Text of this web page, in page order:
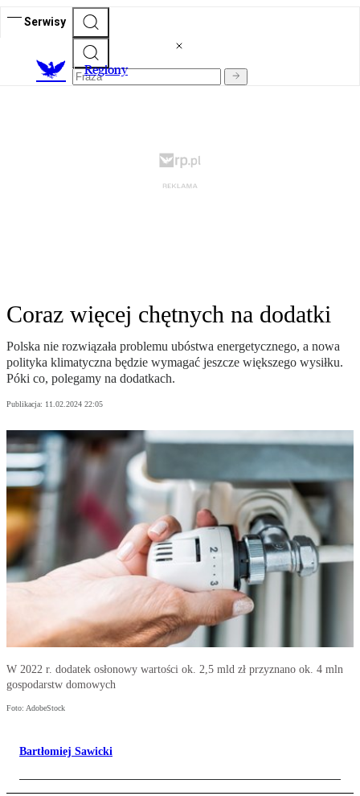
Serwisy
Regiony
Coraz więcej chętnych na dodatki
Polska nie rozwiązała problemu ubóstwa energetycznego, a nowa
polityka klimatyczna będzie wymagać jeszcze większego wysiłku.
Póki co, polegamy na dodatkach.
Publikacja: 11.02.2024 22:05
W 2022 r. dodatek osłonowy wartości ok. 2,5 mld zł przyznano ok. 4 mln
gospodarstw domowych
Foto: AdobeStock
Bartłomiej Sawicki